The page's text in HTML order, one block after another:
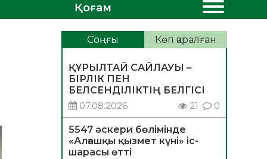
Қоғам
Соңғы Көп қаралған
ҚҰРЫЛТАЙ САЙЛАУЫ –
БІРЛІК ПЕН
БЕЛСЕНДІЛІКТІҢ БЕЛГІСІ
07.08.2026
21 0
5547 әскери бөлімінде
«Алғашқы қызмет күні» іс-
шарасы өтті